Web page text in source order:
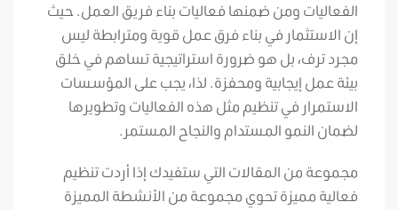
الفعاليات ومن ضمنها فعاليات بناء فريق العمل. حيث
إن الاستثمار في بناء فرق عمل قوية ومترابطة ليس
مجرد ترف، بل هو ضرورة استراتيجية تساهم في خلق
بيئة عمل إيجابية ومحفزة. لذا، يجب على المؤسسات
الاستمرار في تنظيم مثل هذه الفعاليات وتطويرها
لضمان النمو المستدام والنجاح المستمر.
مجموعة من المقالات التي ستفيدك إذا أردت تنظيم
فعالية مميزة تحوي مجموعة من الأنشطة المميزة